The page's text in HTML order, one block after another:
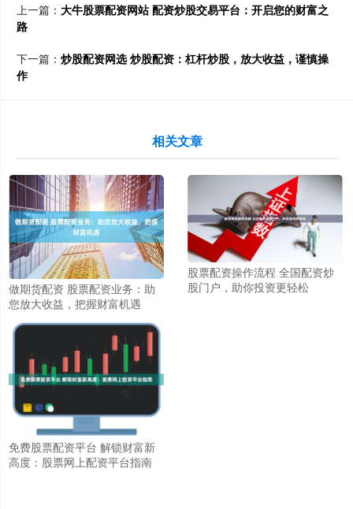
上一篇： 大牛股票配资网站 配资炒股交易平台：开启您的财富之
路
下一篇： 炒股配资网选 炒股配资：杠杆炒股，放大收益，谨慎操
作
相关文章
做期货配资 股票配资业务：助
您放大收益，把握财富机遇
股票配资操作流程 全国配资炒
股门户，助你投资更轻松
免费股票配资平台 解锁财富新
高度：股票网上配资平台指南